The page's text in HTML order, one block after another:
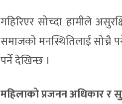
गहिरिएर सोच्दा हामीले
समाजको मनस्थितिलाई सोच्नै
पर्ने देखिन्छ ।
महिलाको प्रजनन अधिकार र